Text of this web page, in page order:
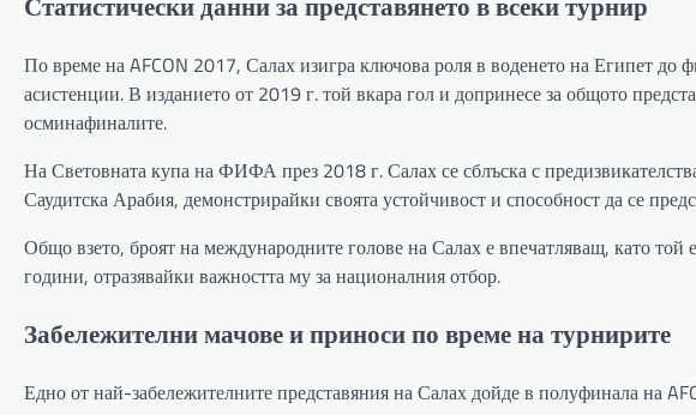
По време на AFCON 2017, Салах изигра ключова роля в воденето на Египет до
асистенции. В изданието от 2019 г. той вкара гол и допринесе за общото
осминафиналите.
На Световната купа на ФИФА през 2018 г. Салах се сблъска с
Саудитска Арабия, демонстрирайки своята устойчивост и способност да се
Общо взето, броят на международните голове на Салах е впечатляващ, като
години, отразявайки важността му за националния отбор.
Забележителни мачове и приноси по време на турнирите
Едно от най-забележителните представяния на Салах дойде в полуфинала на